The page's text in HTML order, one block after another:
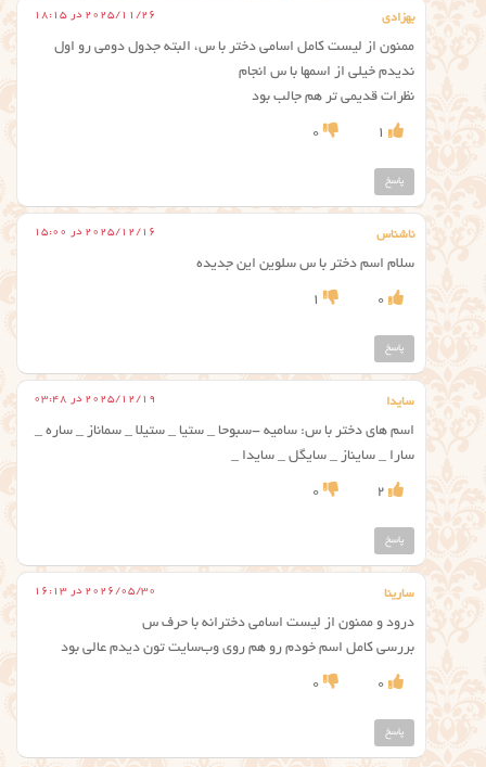
بهزادی 2025/11/26 در 18:15
ممنون از لیست کامل اسامی دختر با س، البته جدول دومی رو اول
ندیدم خیلی از اسمها با س انجام
نظرات قدیمی تر هم جالب بود
1
0
پاسخ
ناشناس 2025/12/16 در 15:00
سلام اسم دختر با س سلوین این جدیده
0
1
پاسخ
سایدا 2025/12/19 در 03:48
اسم های دختر با س: سامیه -سبوحا _ ستیا _ ستیلا _ سماناز _ ساره _
سارا _ سایناز _ سایگل _ سایدا _
2
0
پاسخ
سارینا 2026/05/30 در 16:13
درود و ممنون از لیست اسامی دخترانه با حرف س
بررسی کامل اسم خودم رو هم روی وب‌سایت ‌تون دیدم عالی بود
0
0
پاسخ